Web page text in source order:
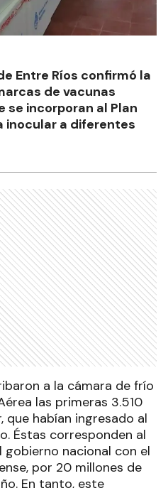
Entre Ríos confirmó la
de vacunas
se incorporan al Plan
inocular a diferentes
a la cámara de frío
las primeras 3.510
que habían ingresado al
Éstas corresponden al
nacional con el
por 20 millones de
En tanto, este